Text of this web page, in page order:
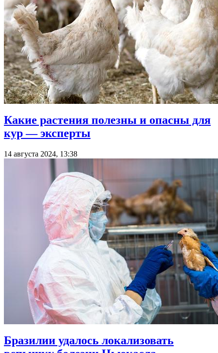
Какие растения полезны и опасны для
кур — эксперты
14 августа 2024, 13:38
Бразилии удалось локализовать